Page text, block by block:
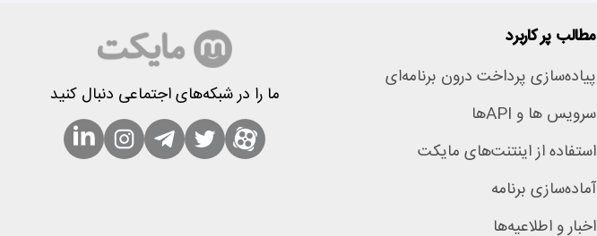
مطالب پر کاربرد
پیاده‌سازی پرداخت درون برنامه‌ای
سرویس ها و APIها
استفاده از اینتنت‌های مایکت
آماده‌سازی برنامه
اخبار و اطلاعیه‌ها
ما را در شبکه‌های اجتماعی دنبال کنید